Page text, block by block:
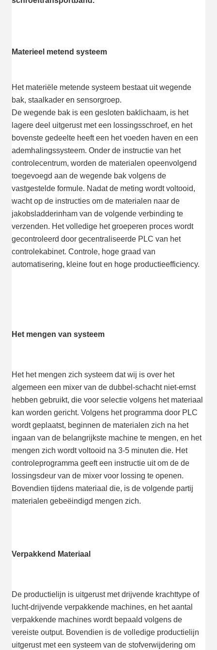
Materieel metend systeem
Het materiële metende systeem bestaat uit wegende
bak, staalkader en sensorgroep.
De wegende bak is een gesloten baklichaam, is het
lagere deel uitgerust met een lossingsschroef, en het
bovenste gedeelte heeft een het voeden haven en een
ademhalingssysteem. Onder de instructie van het
controlecentrum, worden de materialen opeenvolgend
toegevoegd aan de wegende bak volgens de
vastgestelde formule. Nadat de meting wordt voltooid,
wacht op de instructies om de materialen naar de
jakobsladderinham van de volgende verbinding te
verzenden. Het volledige het groeperen proces wordt
gecontroleerd door gecentraliseerde PLC van het
controlekabinet. Controle, hoge graad van
automatisering, kleine fout en hoge productieefficiency.
Het mengen van systeem
Het het mengen zich systeem dat wij is over het
algemeen een mixer van de dubbel-schacht niet-ernst
hebben gebruikt, die voor selectie volgens het materiaal
kan worden gericht. Volgens het programma door PLC
wordt geplaatst, beginnen de materialen zich na het
ingaan van de belangrijkste machine te mengen, en het
mengen zich wordt voltooid na 3-5 minuten die. Het
controleprogramma geeft een instructie uit om de de
lossingsdeur van de mixer voor lossing te openen.
Bovendien tijdens materiaal die, is de volgende partij
materialen gebeëindigd mengen zich.
Verpakkend Materiaal
De productielijn is uitgerust met drijvende krachttype of
lucht-drijvende verpakkende machines, en het aantal
verpakkende machines wordt bepaald volgens de
vereiste output. Bovendien is de volledige productielijn
uitgerust met een systeem van de stofverwijdering om